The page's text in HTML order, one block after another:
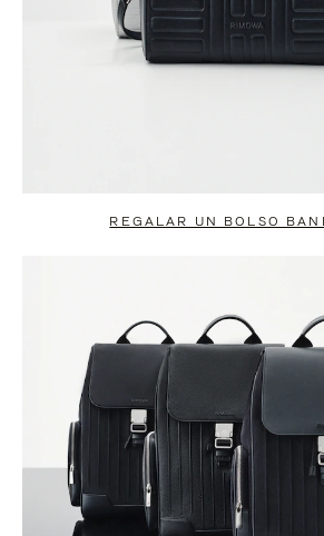
REGALAR UN BOLSO